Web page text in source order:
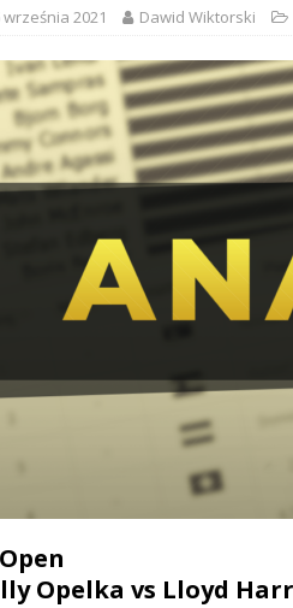
września 2021 Dawid Wiktorski
Opelka vs Lloyd